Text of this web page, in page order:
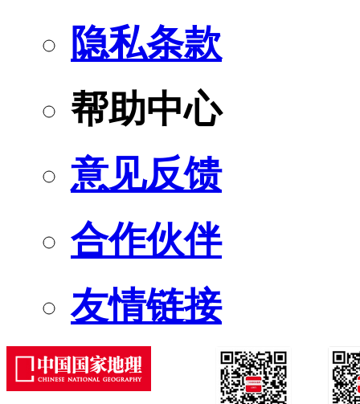
隐私条款
帮助中心
意见反馈
合作伙伴
友情链接